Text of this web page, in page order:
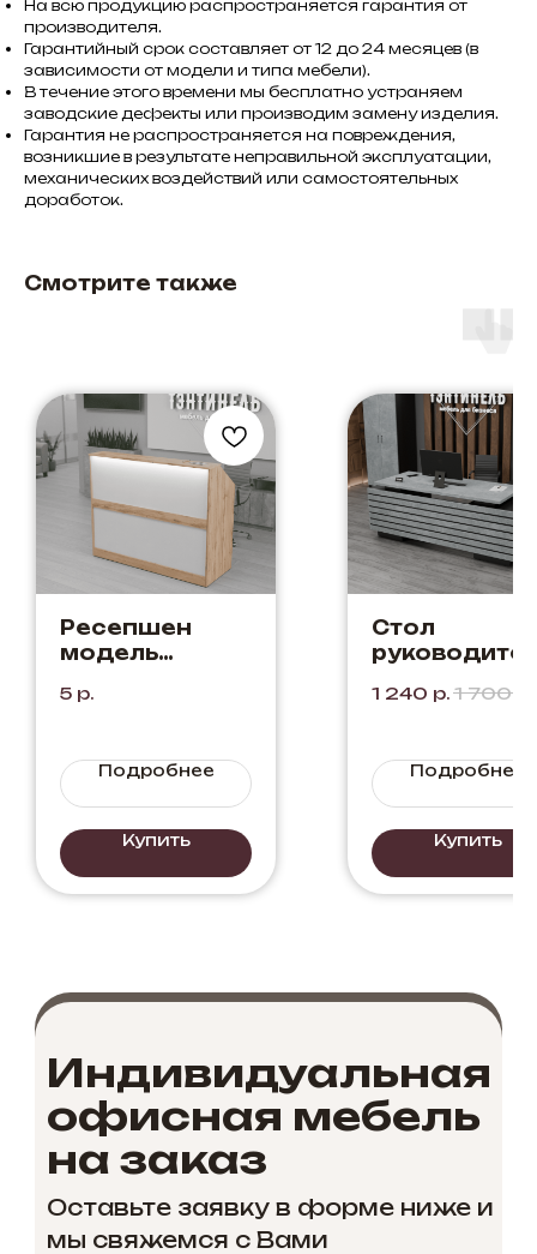
На всю продукцию распространяется гарантия от
производителя.
Гарантийный срок составляет от 12 до 24 месяцев (в
зависимости от модели и типа мебели).
В течение этого времени мы бесплатно устраняем
заводские дефекты или производим замену изделия.
Гарантия не распространяется на повреждения,
возникшие в результате неправильной эксплуатации,
механических воздействий или самостоятельных
доработок.
Смотрите также
Ресепшен
модель
Белый+Дуб
5 р.
Подробнее
Купить
Стол
Цвет: Бетон +
цвета
светлого
бетона с
черныйм.
1 240 р. 1 700
Подробнее
Купить
Оставьте заявку в форме ниже и
мы свяжемся с Вами
Индивидуальная
офисная мебель
на заказ